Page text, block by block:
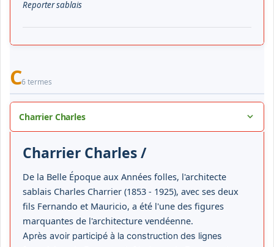
Reporter sablais
C6 termes
Charrier Charles
Charrier Charles /
De la Belle Époque aux Années folles, l'architecte
sablais Charles Charrier (1853 - 1925), avec ses deux
fils Fernando et Mauricio, a été l'une des figures
marquantes de l'architecture vendéenne.
Après avoir participé à la construction des lignes